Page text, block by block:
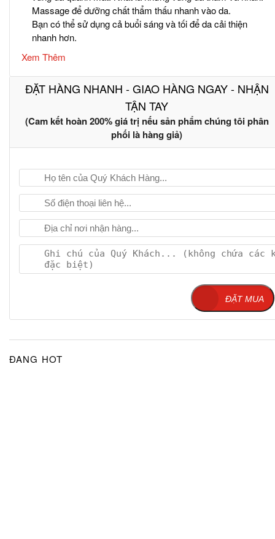
Massage để dưỡng chất thẩm thấu nhanh vào da.
Bạn có thể sử dụng cả buổi sáng và tối để da cải thiện
nhanh hơn.
Xem Thêm
ĐẶT HÀNG NHANH - GIAO HÀNG NGAY - NHẬN
TẬN TAY
(Cam kết hoàn 200% giá trị nếu sản phẩm chúng tôi phân
phối là hàng giả)
ĐẶT MUA
ĐANG HOT